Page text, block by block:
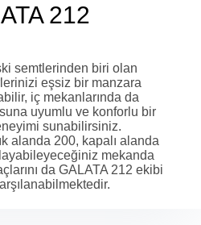
212
semtlerinden biri olan
eşsiz bir manzara
iç mekanlarında da
uyumlu ve konforlu bir
sunabilirsiniz.
alanda 200, kapalı alanda
mekanda
da GALATA 212 ekibi